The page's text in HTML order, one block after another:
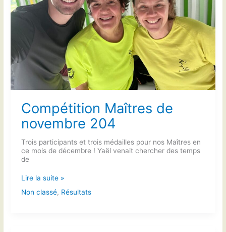
Compétition Maîtres de
novembre 204
Trois participants et trois médailles pour nos Maîtres en
ce mois de décembre ! Yaël venait chercher des temps
de
Compétition
de
Lire la suite »
Non classé, Résultats